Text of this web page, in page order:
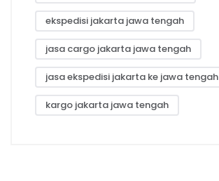
ekspedisi jakarta jawa tengah
jasa cargo jakarta jawa tengah
jasa ekspedisi jakarta ke jawa tengah
kargo jakarta jawa tengah